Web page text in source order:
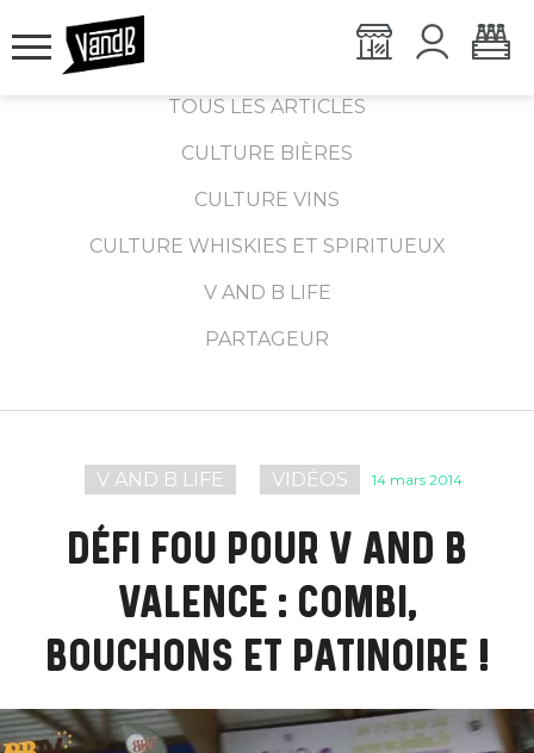
TOUS LES ARTICLES
CULTURE BIÈRES
CULTURE VINS
CULTURE WHISKIES ET SPIRITUEUX
V AND B LIFE
PARTAGEUR
V AND B LIFE VIDÉOS 14 mars 2014
DÉFI FOU POUR V AND B
VALENCE : COMBI,
BOUCHONS ET PATINOIRE !